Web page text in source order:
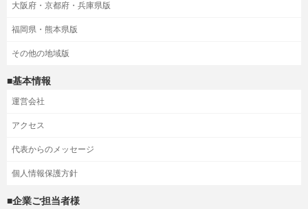
大阪府・京都府・兵庫県版
福岡県・熊本県版
その他の地域版
■基本情報
運営会社
アクセス
代表からのメッセージ
個人情報保護方針
■企業ご担当者様